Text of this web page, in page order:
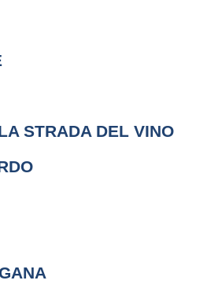
STRADA DEL VINO